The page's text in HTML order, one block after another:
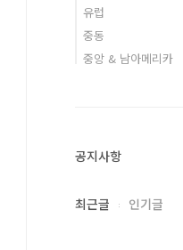
유럽
중동
중앙 & 남아메리카
공지사항
최근글 인기글